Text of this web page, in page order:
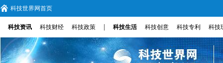
科技世界网首页
科技资讯 科技财经 科技政策 科技生活 科技创意 科技专利 科技